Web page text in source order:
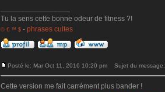
Tu la sens cette bonne odeur de fitness ?!
© € ™ $ - phrases cultes
Posté le: Mar Oct 11, 2016 10:20 pm Sujet du message:
Cette version me fait carrément plus bander !